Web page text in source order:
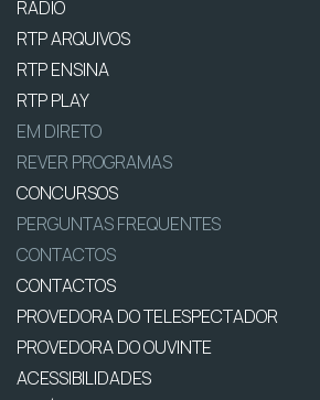
RÁDIO
RTP ARQUIVOS
RTP ENSINA
RTP PLAY
EM DIRETO
REVER PROGRAMAS
CONCURSOS
PERGUNTAS FREQUENTES
CONTACTOS
CONTACTOS
PROVEDORA DO TELESPECTADOR
PROVEDORA DO OUVINTE
ACESSIBILIDADES